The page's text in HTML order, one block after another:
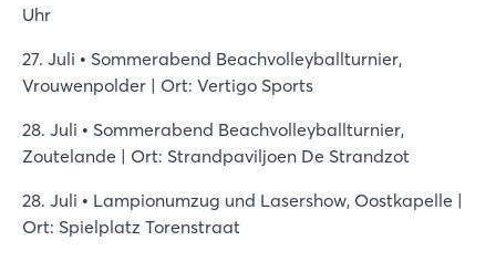
Uhr
27. Juli • Sommerabend Beachvolleyballturnier,
Vrouwenpolder | Ort: Vertigo Sports
28. Juli • Sommerabend Beachvolleyballturnier,
Zoutelande | Ort: Strandpaviljoen De Strandzot
28. Juli • Lampionumzug und Lasershow, Oostkapelle |
Ort: Spielplatz Torenstraat